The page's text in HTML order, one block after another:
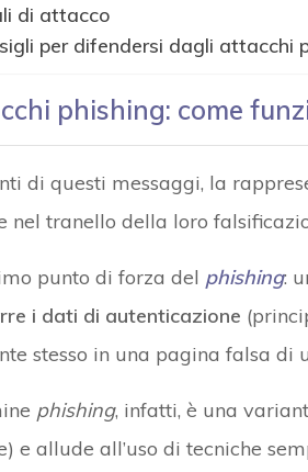
di attacco
per difendersi dagli attacchi
phishing: come
di questi messaggi, la
nel tranello della loro
punto di forza del phishing:
i dati di autenticazione
stesso in una pagina falsa
phishing, infatti, è una
e allude all’uso di tecniche